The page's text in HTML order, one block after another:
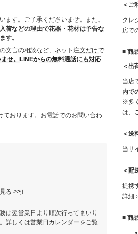
ます。ご了承くださいませ。また、
荷などの理由で花器・花材は予告な
す。
文言の相談など、 ネット注文だけで
せ。LINEからの無料通話にも対応
ております。お電話でのお問い合わ
る >>）
は翌営業日より順次行ってまいり
詳しくは営業日カレンダーをご覧
＜ご
クレ
房で
■ 商
＜出
当店
内で
※多
は、
＜送
当サ
＜配
提携
詳細
■ 商